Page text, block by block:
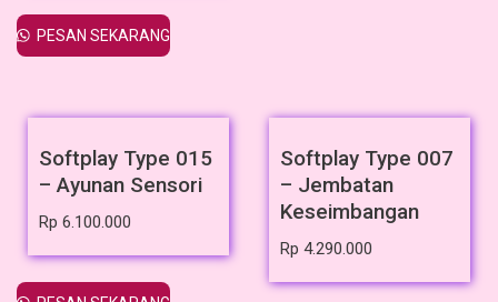
PESAN SEKARANG
Softplay Type 015
– Ayunan Sensori
Rp 6.100.000
Softplay Type 007
– Jembatan
Keseimbangan
Rp 4.290.000